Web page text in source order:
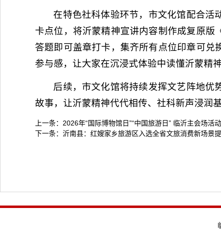
在特色社科体验环节，市文化馆配合活
卡点位，将沂蒙精神宣讲内容制作成复原
答题即可盖章打卡，集齐所有点位印章可
参与感，让大家在沉浸式体验中读懂沂蒙精
后续，市文化馆将持续发挥文艺阵地优
故事，让沂蒙精神代代相传、社科新声浸润
上一条： 2026年“国际博物馆日”“中国旅游日” 临沂主会场活
下一条： 沂南县：红嫂家乡旅游区入选全省文旅消费新场景